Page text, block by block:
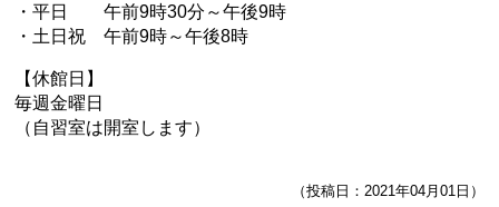
・平日 午前9時30分～午後9時
・土日祝 午前9時～午後8時
【休館日】
毎週金曜日
（自習室は開室します）
（投稿日：2021年04月01日）